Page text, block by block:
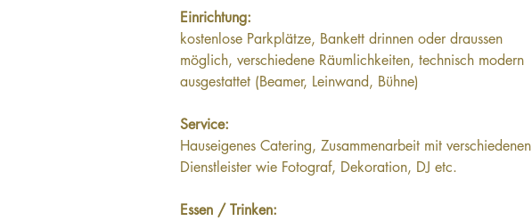
Einrichtung:
kostenlose Parkplätze, Bankett drinnen oder draussen
möglich, verschiedene Räumlichkeiten, technisch modern
ausgestattet (Beamer, Leinwand, Bühne)
Service:
Hauseigenes Catering, Zusammenarbeit mit verschiedenen
Dienstleister wie Fotograf, Dekoration, DJ etc.
Essen / Trinken: